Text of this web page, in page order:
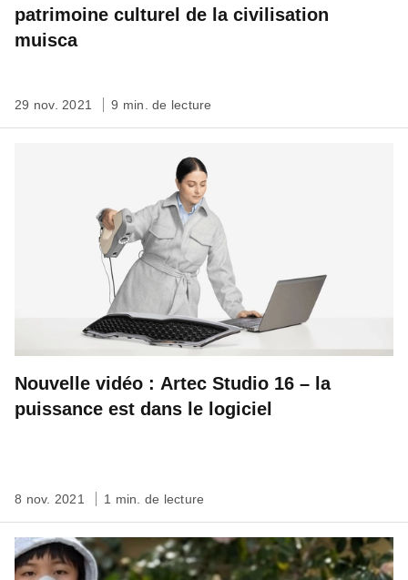
patrimoine culturel de la civilisation
muisca
29 nov. 2021 9 min. de lecture
Nouvelle vidéo : Artec Studio 16 – la
puissance est dans le logiciel
8 nov. 2021 1 min. de lecture